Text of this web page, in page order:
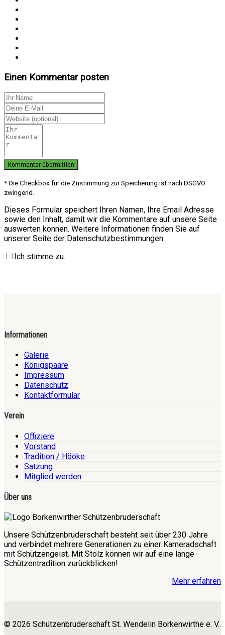
Einen Kommentar posten
* Die Checkbox für die Zustimmung zur Speicherung ist nach DSGVO
zwingend.
Dieses Formular speichert Ihren Namen, Ihre Email Adresse
sowie den Inhalt, damit wir die Kommentare auf unsere Seite
auswerten können. Weitere Informationen finden Sie auf
unserer Seite der Datenschutzbestimmungen.
Ich stimme zu.
Informationen
Galerie
Königspaare
Impressum
Datenschutz
Kontaktformular
Verein
Offiziere
Vorstand
Tradition / Hööke
Satzung
Mitglied werden
Über uns
Unsere Schützenbruderschaft besteht seit über 230 Jahre
und verbindet mehrere Generationen zu einer Kameradschaft
mit Schützengeist. Mit Stolz können wir auf eine lange
Schützentradition zurückblicken!
Mehr erfahren
© 2026 Schützenbruderschaft St. Wendelin Borkenwirthe e. V..